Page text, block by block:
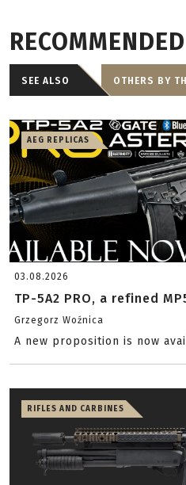
RECOMMENDED
SEE ALSO OTHERS BY
AEG REPLICAS
03.08.2026
TP-5A2 PRO, a refined
Grzegorz Woźnica
A new proposition is now
RIFLES AND CARBINES